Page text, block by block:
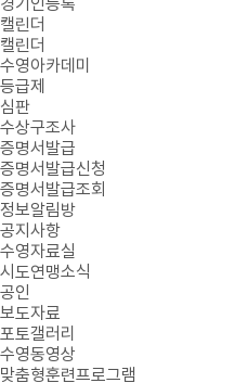
캘린더
캘린더
수영아카데미
등급제
심판
수상구조사
증명서발급
증명서발급신청
증명서발급조회
정보알림방
공지사항
수영자료실
시도연맹소식
공인
보도자료
포토갤러리
수영동영상
맞춤형훈련프로그램